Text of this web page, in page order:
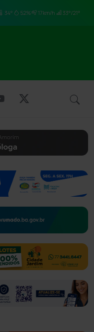
34° 52% 17km/h 33°/21°